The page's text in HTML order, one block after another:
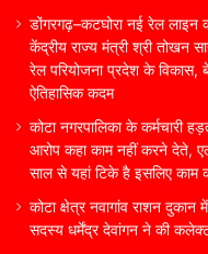
डोंगरगढ़–कटघोरा नई रेल लाइन
केंद्रीय राज्य मंत्री श्री तोखन
रेल परियोजना प्रदेश के विकास,
ऐतिहासिक कदम
कोटा नगरपालिका के कर्मचारी
आरोप कहा काम नहीं करने देते,
साल से यहां टिके है इसलिए काम
कोटा क्षेत्र नवागांव राशन
सदस्य धर्मेंद्र देवांगन ने की